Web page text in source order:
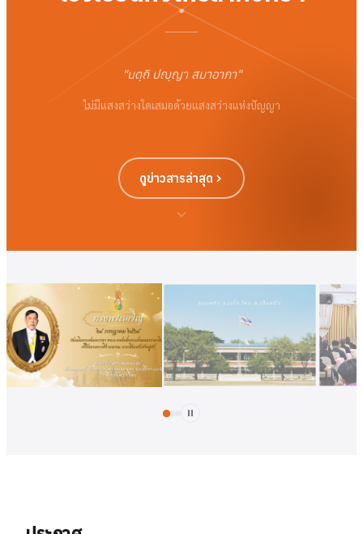
"นตฺถิ ปญฺญา สมาอาภา"
ไม่มีแสงสว่างใดเสมอด้วยแสงสว่างแห่งปัญญา
ดูข่าวสารล่าสุด